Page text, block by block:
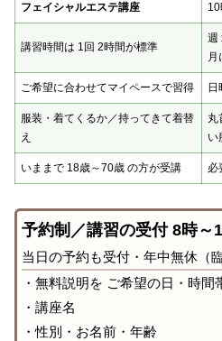
フェイシャルエステ講座
講習時間は 1回 2時間が標準
週
月
ご希望に合わせてマイペースで習得 日
服装・着てくるか／持ってきて着替
え
丸
い
いままで 18歳～70歳 の方が受講 必
予約制／講習の受付 8時～
当日の予約も受付・年中無休（
・無料説明を ご希望の日・時間
・講座名
・性別・お名前・年齢